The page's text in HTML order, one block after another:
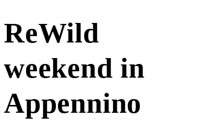
ReWild
weekend in
Appennino